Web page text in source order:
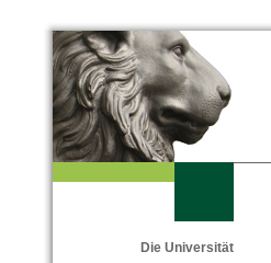
Die Universität